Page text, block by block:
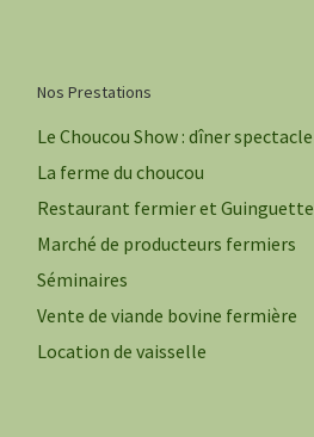
Nos Prestations
Le Choucou Show : dîner spectacle
La ferme du choucou
Restaurant fermier et Guinguette
Marché de producteurs fermiers
Séminaires
Vente de viande bovine fermière
Location de vaisselle